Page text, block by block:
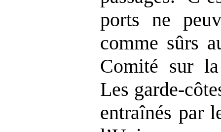
ports ne
comme sûrs
Comité sur
Les
entraînés par